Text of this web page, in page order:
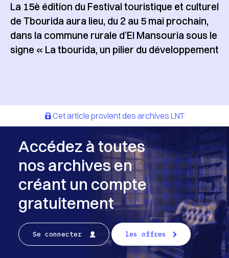
La 15è édition du Festival touristique et culturel
de Tbourida aura lieu, du 2 au 5 mai prochain,
dans la commune rurale d’El Mansouria sous le
signe « La tbourida, un pilier du développement
Cet article provient des archives LNT
Accédez à toutes
nos archives en
créant un compte
gratuitement
Se connecter les offres